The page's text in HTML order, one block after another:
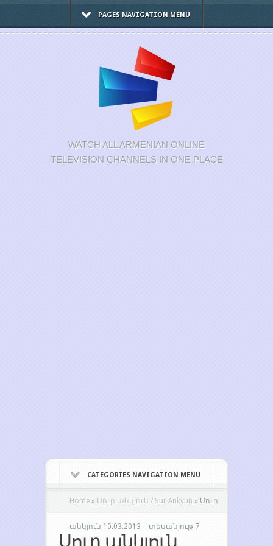
PAGES NAVIGATION MENU
WATCH ALL ARMENIAN ONLINE
TELEVISION CHANNELS IN ONE PLACE
CATEGORIES NAVIGATION MENU
Home » Սուր անկյուն / Sur Ankyun » Սուր
անկյուն 10.03.2013 – տեսանյութ 7
Սուր անկյուն